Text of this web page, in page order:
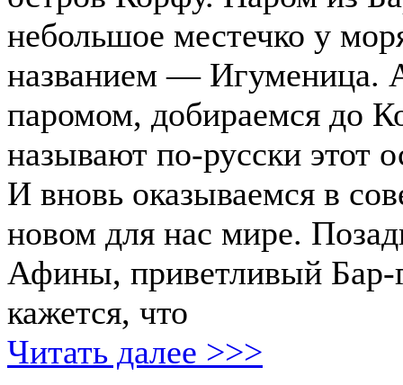
небольшое местечко у
названием — Игуменица.
паромом, добираемся до
называют по-русски этот
И вновь оказываемся в
новом для нас мире.
Афины, приветливый Бар-
кажется, что
Читать далее >>>